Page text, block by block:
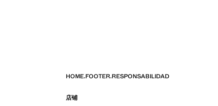
HOME.FOOTER.RESPONSABILIDAD
店铺